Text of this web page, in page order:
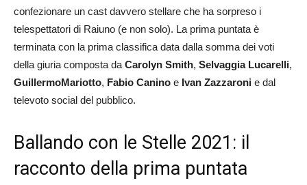
confezionare un cast davvero stellare che ha sorpreso i
telespettatori di Raiuno (e non solo). La prima puntata è
terminata con la prima classifica data dalla somma dei voti
della giuria composta da Carolyn Smith, Selvaggia Lucarelli,
GuillermoMariotto, Fabio Canino e Ivan Zazzaroni e dal
televoto social del pubblico.
Ballando con le Stelle 2021: il
racconto della prima puntata